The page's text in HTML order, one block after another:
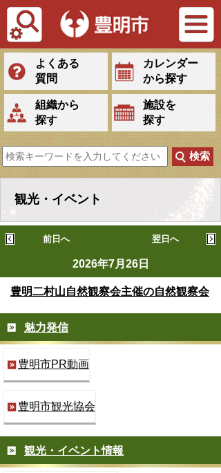
Tiếng Việt
よくある
質問
カレンダー
から探す
組織から
探す
施設を
探す
観光・イベント
2026年7月26日
翌日へ
前日へ
豊明二村山自然観察会主催の自然観察会
魅力発信
豊明市PR動画
豊明市観光協会
観光・イベント情報